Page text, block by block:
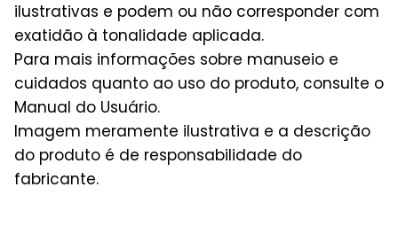
ilustrativas e podem ou não corresponder com
exatidão à tonalidade aplicada.
Para mais informações sobre manuseio e
cuidados quanto ao uso do produto, consulte o
Manual do Usuário.
Imagem meramente ilustrativa e a descrição
do produto é de responsabilidade do
fabricante.